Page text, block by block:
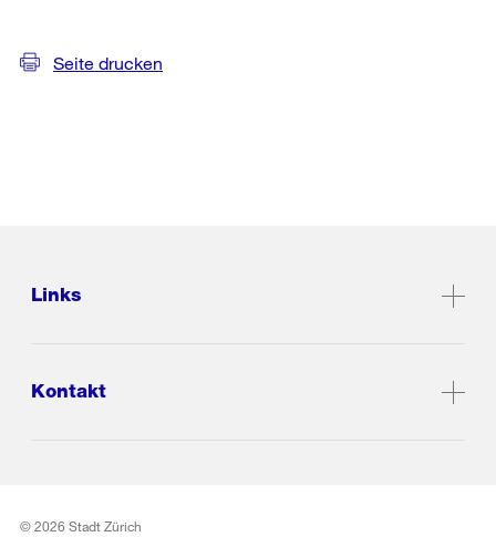
Seite drucken
Links
Kontakt
© 2026 Stadt Zürich